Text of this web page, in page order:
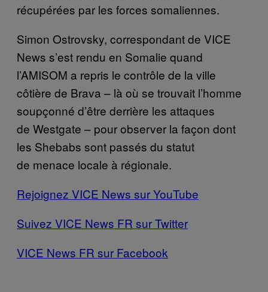
récupérées par les forces somaliennes.
Simon Ostrovsky, correspondant de VICE
News s’est rendu en Somalie quand
l’AMISOM a repris le contrôle de la ville
côtière de Brava – là où se trouvait l’homme
soupçonné d’être derrière les attaques
de Westgate – pour observer la façon dont
les Shebabs sont passés du statut
de menace locale à régionale.
Rejoignez VICE News sur YouTube
Suivez VICE News FR sur Twitter
VICE News FR sur Facebook